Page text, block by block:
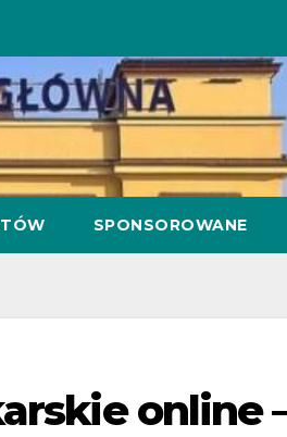
SPONSOROWANE
online